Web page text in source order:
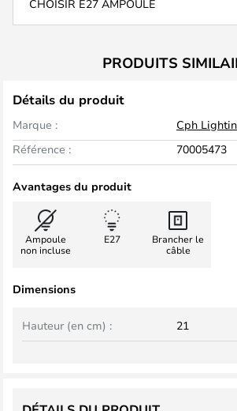
CHOISIR E27 AMPOULE
PRODUITS
Détails du produit
Marque :
Cph
Référence :
70005473
Avantages du produit
Ampoule
non incluse
E27
Brancher le
câble
Dimensions
Hauteur (en cm) : 21